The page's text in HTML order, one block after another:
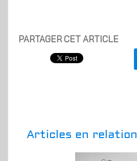
PARTAGER CET ARTICLE
Articles en relation